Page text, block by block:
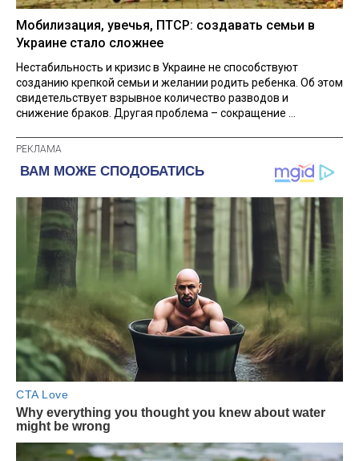
Мобилизация, увечья, ПТСР: создавать семьи в
Украине стало сложнее
Нестабильность и кризис в Украине не способствуют
созданию крепкой семьи и желании родить ребенка. Об этом
свидетельствует взрывное количество разводов и
снижение браков. Другая проблема – сокращение ...